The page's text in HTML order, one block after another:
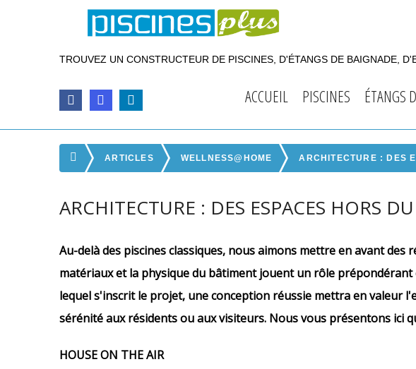
TROUVEZ UN CONSTRUCTEUR DE PISCINES, D'ÉTANGS DE BAIGNADE,
ACCUEIL PISCINES ÉTANGS
ARTICLES WELLNESS@HOME ARCHITECTURE : DES
ARCHITECTURE : DES ESPACES HORS
Au-delà des piscines classiques, nous aimons mettre en avant
matériaux et la physique du bâtiment jouent un rôle
lequel s'inscrit le projet, une conception réussie mettra en valeur
sérénité aux résidents ou aux visiteurs. Nous vous présentons ici
HOUSE ON THE AIR